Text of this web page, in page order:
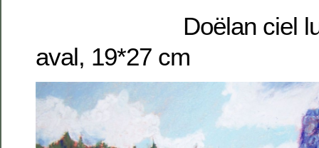
Doëlan ciel
aval, 19*27 cm